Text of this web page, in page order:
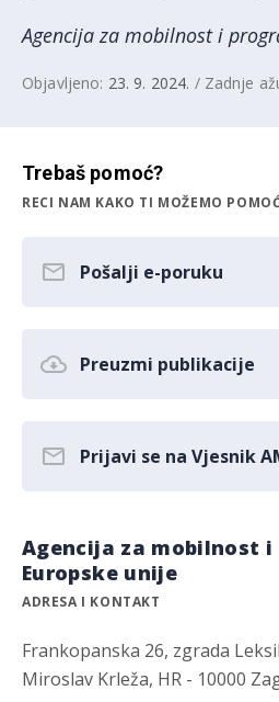
Agencija za mobilnost i
Objavljeno: 23. 9. 2024. / Zadnje
Trebaš pomoć?
RECI NAM KAKO TI MOŽEMO
Pošalji e-poruku
Preuzmi publikacije
Prijavi se na Vjesnik
Agencija za mobilnost i
Europske unije
ADRESA I KONTAKT
Frankopanska 26, zgrada
Miroslav Krleža, HR - 10000